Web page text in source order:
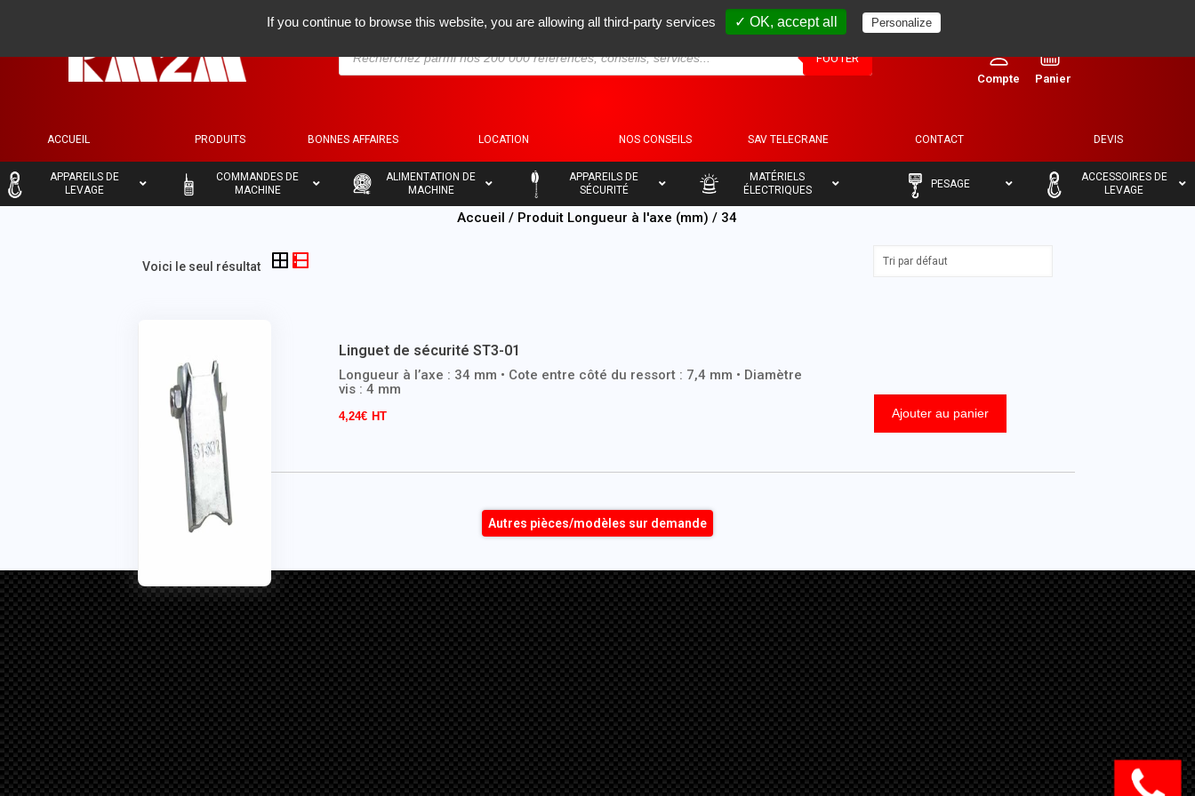
FOOTER
ACCUEIL
– PRODUITS
– BONNES AFFAIRES
– LOCATION
– NOS CONSEILS SAV TELECRANE
– CONTACT
– DEVIS
–
APPAREILS DE
LEVAGE
COMMANDES DE
MACHINE
ALIMENTATION DE
MACHINE
APPAREILS DE
SÉCURITÉ
MATÉRIELS
ÉLECTRIQUES
PESAGE
ACCESSOIRES DE
LEVAGE
Accueil / Produit Longueur à l'axe (mm) / 34
Voici le seul résultat
Linguet de sécurité ST3-01
Longueur à l’axe : 34 mm • Cote entre côté du ressort : 7,4 mm • Diamètre
vis : 4 mm
4,24€ Ajouter au panier
Autres pièces/modèles sur demande
If you continue to browse this website, you are allowing all third-party services ✓ OK, accept all Personalize